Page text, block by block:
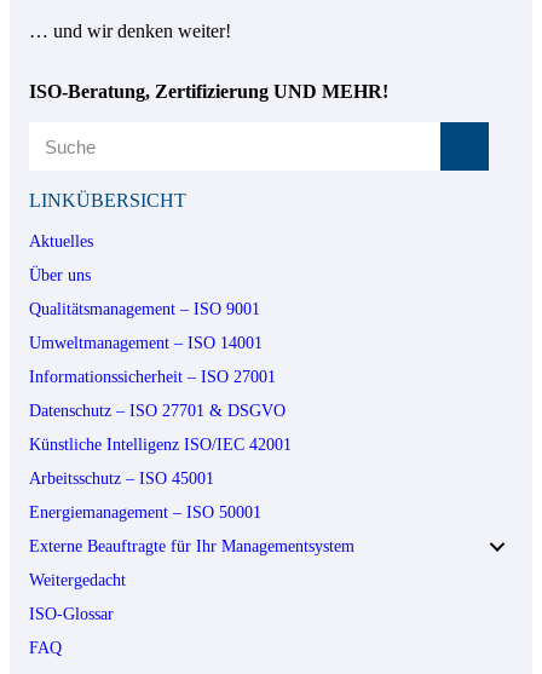
… und wir denken weiter!
ISO-Beratung, Zertifizierung UND MEHR!
LINKÜBERSICHT
Aktuelles
Über uns
Qualitätsmanagement – ISO 9001
Umweltmanagement – ISO 14001
Informationssicherheit – ISO 27001
Datenschutz – ISO 27701 & DSGVO
Künstliche Intelligenz ISO/IEC 42001
Arbeitsschutz – ISO 45001
Energiemanagement – ISO 50001
Externe Beauftragte für Ihr Managementsystem
Weitergedacht
ISO-Glossar
FAQ